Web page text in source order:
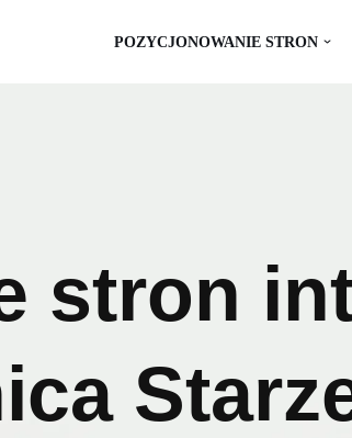
POZYCJONOWANIE STRON
stron